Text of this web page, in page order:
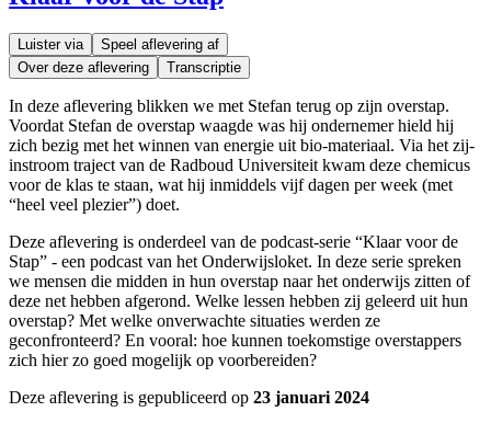
Luister via
Speel aflevering af
Over deze aflevering
Transcriptie
In deze aflevering blikken we met Stefan terug op zijn overstap.
Voordat Stefan de overstap waagde was hij ondernemer hield hij
zich bezig met het winnen van energie uit bio-materiaal. Via het zij-
instroom traject van de Radboud Universiteit kwam deze chemicus
voor de klas te staan, wat hij inmiddels vijf dagen per week (met
“heel veel plezier”) doet.
Deze aflevering is onderdeel van de podcast-serie “Klaar voor de
Stap” - een podcast van het Onderwijsloket. In deze serie spreken
we mensen die midden in hun overstap naar het onderwijs zitten of
deze net hebben afgerond. Welke lessen hebben zij geleerd uit hun
overstap? Met welke onverwachte situaties werden ze
geconfronteerd? En vooral: hoe kunnen toekomstige overstappers
zich hier zo goed mogelijk op voorbereiden?
Deze aflevering is gepubliceerd op 23 januari 2024